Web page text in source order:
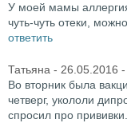
У моей мамы
чуть-чуть отеки,
ответить
Татьяна - 26.05.2016
Во вторник была
четверг, укололи
спросил про